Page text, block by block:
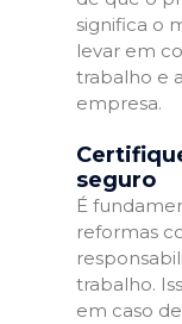
significa o
levar em
trabalho e
empresa.
seguro
É
reformas
trabalho.
em caso